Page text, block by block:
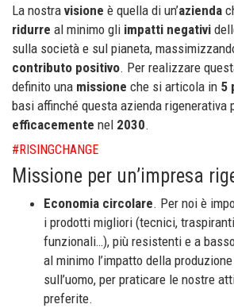
La nostra visione è quella di un’azienda
ridurre al minimo gli impatti negativi
sulla società e sul pianeta,
contributo positivo. Per realizzare
definito una missione che si articola in 5
basi affinché questa azienda rigenerativa
efficacemente nel 2030.
#RISINGCHANGE
Missione per un’impresa
Economia circolare. Per noi è
i prodotti migliori (tecnici,
funzionali…), più resistenti e a
al minimo l’impatto della
sull’uomo, per praticare le nostre
preferite.